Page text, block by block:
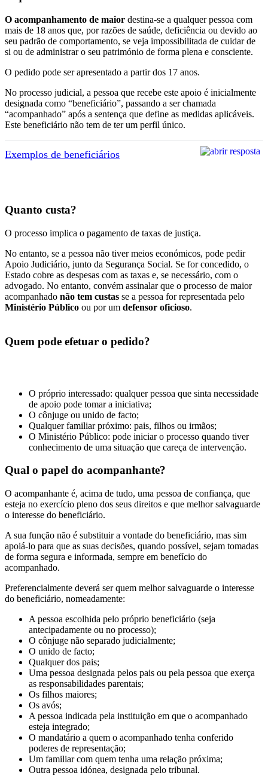
O acompanhamento de maior destina-se a qualquer pessoa com
mais de 18 anos que, por razões de saúde, deficiência ou devido ao
seu padrão de comportamento, se veja impossibilitada de cuidar de
si ou de administrar o seu património de forma plena e consciente.
O pedido pode ser apresentado a partir dos 17 anos.
No processo judicial, a pessoa que recebe este apoio é inicialmente
designada como “beneficiário”, passando a ser chamada
“acompanhado” após a sentença que define as medidas aplicáveis.
Este beneficiário não tem de ter um perfil único.
Exemplos de beneficiários
Quanto custa?
O processo implica o pagamento de taxas de justiça.
No entanto, se a pessoa não tiver meios económicos, pode pedir
Apoio Judiciário, junto da Segurança Social. Se for concedido, o
Estado cobre as despesas com as taxas e, se necessário, com o
advogado. No entanto, convém assinalar que o processo de maior
acompanhado não tem custas se a pessoa for representada pelo
Ministério Público ou por um defensor oficioso.
Quem pode efetuar o pedido?
O próprio interessado: qualquer pessoa que sinta necessidade
de apoio pode tomar a iniciativa;
O cônjuge ou unido de facto;
Qualquer familiar próximo: pais, filhos ou irmãos;
O Ministério Público: pode iniciar o processo quando tiver
conhecimento de uma situação que careça de intervenção.
Qual o papel do acompanhante?
O acompanhante é, acima de tudo, uma pessoa de confiança, que
esteja no exercício pleno dos seus direitos e que melhor salvaguarde
o interesse do beneficiário.
A sua função não é substituir a vontade do beneficiário, mas sim
apoiá-lo para que as suas decisões, quando possível, sejam tomadas
de forma segura e informada, sempre em benefício do
acompanhado.
Preferencialmente deverá ser quem melhor salvaguarde o interesse
do beneficiário, nomeadamente:
A pessoa escolhida pelo próprio beneficiário (seja
antecipadamente ou no processo);
O cônjuge não separado judicialmente;
O unido de facto;
Qualquer dos pais;
Uma pessoa designada pelos pais ou pela pessoa que exerça
as responsabilidades parentais;
Os filhos maiores;
Os avós;
A pessoa indicada pela instituição em que o acompanhado
esteja integrado;
O mandatário a quem o acompanhado tenha conferido
poderes de representação;
Um familiar com quem tenha uma relação próxima;
Outra pessoa idónea, designada pelo tribunal.